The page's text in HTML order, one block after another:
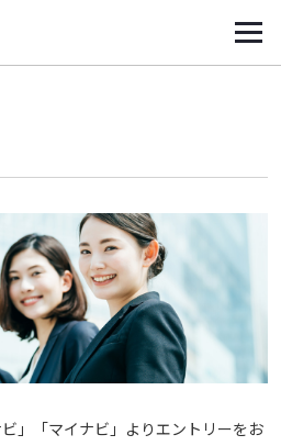
」「マイナビ」よりエントリーをお